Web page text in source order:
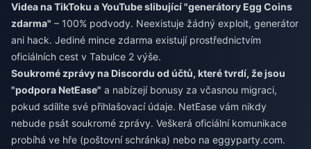
Videa na TikToku a YouTube slibující "generátory Egg Coins
zdarma" – 100% podvody. Neexistuje žádný exploit, generátor
ani hack. Jediné mince zdarma existují prostřednictvím
oficiálních cest v Tabulce 2 výše.
Soukromé zprávy na Discordu od účtů, které tvrdí, že jsou
"podpora NetEase" a nabízejí bonusy za včasnou migraci,
pokud sdílíte své přihlašovací údaje. NetEase vám nikdy
nebude psát soukromé zprávy. Veškerá oficiální komunikace
probíhá ve hře (poštovní schránka) nebo na eggyparty.com.